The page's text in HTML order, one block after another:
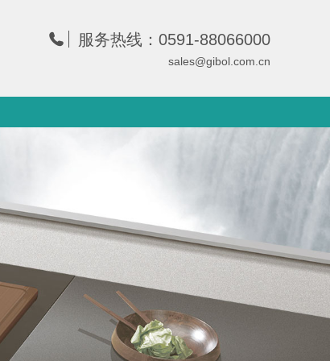
服务热线：0591-88066000
sales@gibol.com.cn